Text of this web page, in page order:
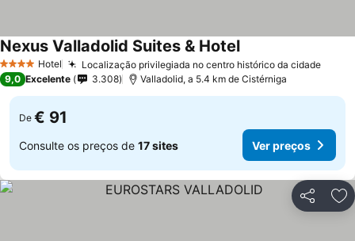
4 EstrelasHotel Localização privilegiada no centro histórico da cidadeVer
Nexus Valladolid Suites & HotelVer preços
9,0 Excelente 3.308 Valladolid, a 5.4 km de Cistérniga
De € 91
Consulte os preços de 17 sites Ver preços
Partilhar